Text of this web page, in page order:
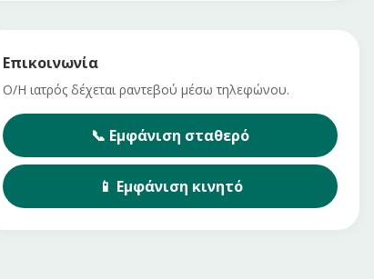
Επικοινωνία
Ο/Η ιατρός δέχεται ραντεβού μέσω τηλεφώνου.
📞 Εμφάνιση σταθερό
📱 Εμφάνιση κινητό